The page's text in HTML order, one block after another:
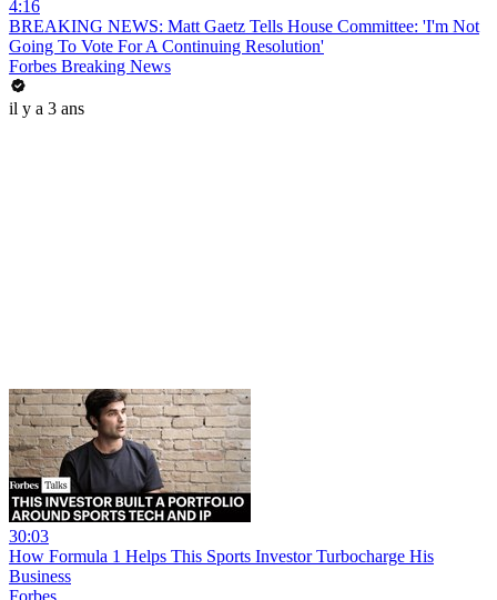
4:16
BREAKING NEWS: Matt Gaetz Tells House Committee: 'I'm Not
Going To Vote For A Continuing Resolution'
Forbes Breaking News
il y a 3 ans
30:03
How Formula 1 Helps This Sports Investor Turbocharge His
Business